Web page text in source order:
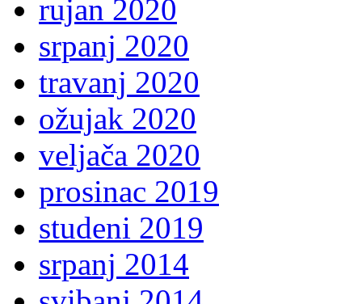
rujan 2020
srpanj 2020
travanj 2020
ožujak 2020
veljača 2020
prosinac 2019
studeni 2019
srpanj 2014